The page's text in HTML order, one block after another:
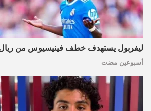
ليفربول يستهدف خطف فينيسيوس من ريال
أسبوعين مضت